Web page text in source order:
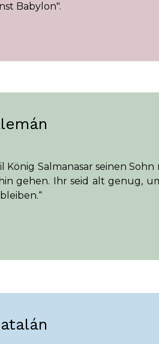
Babylon".
Salmanasar seinen
gehen. Ihr seid alt genug,